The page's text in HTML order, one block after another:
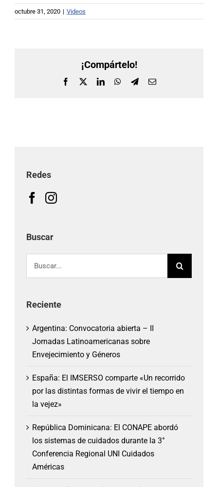
octubre 31, 2020 | Videos
¡Compártelo!
Facebook LinkedInWhatsApp
TelegramCorreo
Redes
Buscar
Reciente
Argentina: Convocatoria abierta – II
Jornadas Latinoamericanas sobre
Envejecimiento y Géneros
España: El IMSERSO comparte «Un recorrido
por las distintas formas de vivir el tiempo en
la vejez»
República Dominicana: El CONAPE abordó
los sistemas de cuidados durante la 3°
Conferencia Regional UNI Cuidados
Américas